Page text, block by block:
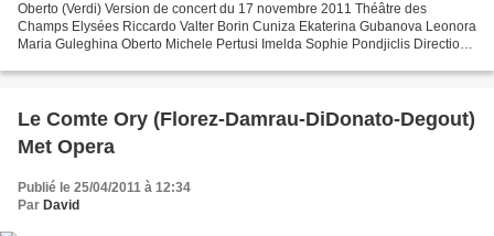
Oberto (Verdi) Version de concert du 17 novembre 2011 Théâtre des
Champs Elysées Riccardo Valter Borin Cuniza Ekaterina Gubanova Leonora
Maria Guleghina Oberto Michele Pertusi Imelda Sophie Pondjiclis Direction
Le Comte Ory (Florez-Damrau-DiDonato-Degout)
Met Opera
Publié le 25/04/2011 à 12:34
Par David